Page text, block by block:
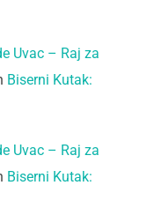
Uvac – Raj za
Biserni Kutak:
Uvac – Raj za
Biserni Kutak: